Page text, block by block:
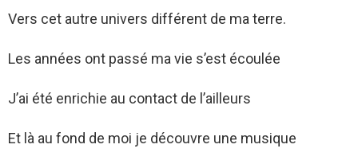
Vers cet autre univers différent de ma terre.
Les années ont passé ma vie s’est écoulée
J’ai été enrichie au contact de l’ailleurs
Et là au fond de moi je découvre une musique